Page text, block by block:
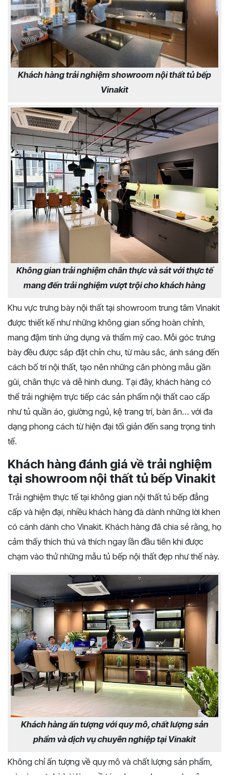
Khách hàng trải nghiệm showroom nội thất tủ bếp
Vinakit
Không gian trải nghiệm chân thực và sát với thực tế
mang đến trải nghiệm vượt trội cho khách hàng
Khu vực trưng bày nội thất tại showroom trung tâm Vinakit
được thiết kế như những không gian sống hoàn chỉnh,
mang đậm tính ứng dụng và thẩm mỹ cao. Mỗi góc trưng
bày đều được sắp đặt chỉn chu, từ màu sắc, ánh sáng đến
cách bố trí nội thất, tạo nên những căn phòng mẫu gần
gũi, chân thực và dễ hình dung. Tại đây, khách hàng có
thể trải nghiệm trực tiếp các sản phẩm nội thất cao cấp
như tủ quần áo, giường ngủ, kệ trang trí, bàn ăn… với đa
dạng phong cách từ hiện đại tối giản đến sang trọng tinh
tế.
Khách hàng đánh giá về trải nghiệm
tại showroom nội thất tủ bếp Vinakit
Trải nghiệm thực tế tại không gian nội thất tủ bếp đẳng
cấp và hiện đại, nhiều khách hàng đà dành những lời khen
có cánh dành cho Vinakit. Khách hàng đã chia sẻ rằng, họ
cảm thấy thích thú và thích ngay lần đầu tiên khi được
chạm vào thử những mẫu tủ bếp nội thất đẹp như thế này.
Khách hàng ấn tượng với quy mô, chất lượng sản
phẩm và dịch vụ chuyên nghiệp tại Vinakit
Không chỉ ấn tượng về quy mô và chất lượng sản phẩm,